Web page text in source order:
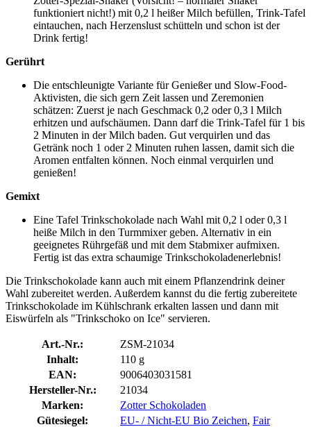
funktioniert nicht!) mit 0,2 l heißer Milch befüllen, Trink-Tafel
eintauchen, nach Herzenslust schütteln und schon ist der
Drink fertig!
Gerührt
Die entschleunigte Variante für Genießer und Slow-Food-
Aktivisten, die sich gern Zeit lassen und Zeremonien
schätzen: Zuerst je nach Geschmack 0,2 oder 0,3 l Milch
erhitzen und aufschäumen. Dann darf die Trink-Tafel für 1 bis
2 Minuten in der Milch baden. Gut verquirlen und das
Getränk noch 1 oder 2 Minuten ruhen lassen, damit sich die
Aromen entfalten können. Noch einmal verquirlen und
genießen!
Gemixt
Eine Tafel Trinkschokolade nach Wahl mit 0,2 l oder 0,3 l
heiße Milch in den Turmmixer geben. Alternativ in ein
geeignetes Rührgefäß und mit dem Stabmixer aufmixen.
Fertig ist das extra schaumige Trinkschokoladenerlebnis!
Die Trinkschokolade kann auch mit einem Pflanzendrink deiner
Wahl zubereitet werden. Außerdem kannst du die fertig zubereitete
Trinkschokolade im Kühlschrank erkalten lassen und dann mit
Eiswürfeln als "Trinkschoko on Ice" servieren.
Art.-Nr.:
ZSM-21034
Inhalt:
110 g
EAN:
9006403031581
Hersteller-Nr.:
21034
Marken:
Zotter Schokoladen
Gütesiegel:
EU- / Nicht-EU Bio Zeichen, Fair